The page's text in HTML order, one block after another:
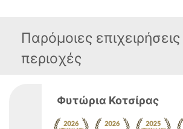
Παρόμοιες
περιοχές
Φυτώρια Κοτσίρας